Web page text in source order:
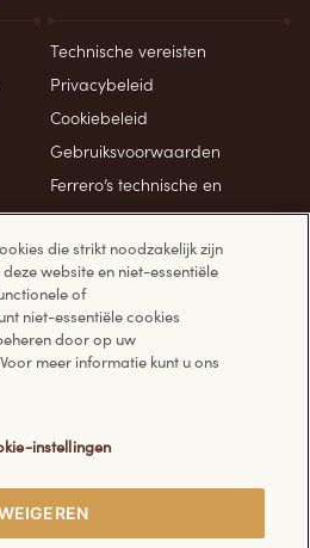
Technische vereisten
Privacybeleid
Cookiebeleid
Gebruiksvoorwaarden
Ferrero’s technische en
organisatorische
beveiligingsmaatregelen
Alle rechten voorbehouden.
van Ferrero:
die strikt noodzakelijk zijn
website en niet-essentiële
of
niet-essentiële cookies
door op uw
meer informatie kunt u ons
instellingen